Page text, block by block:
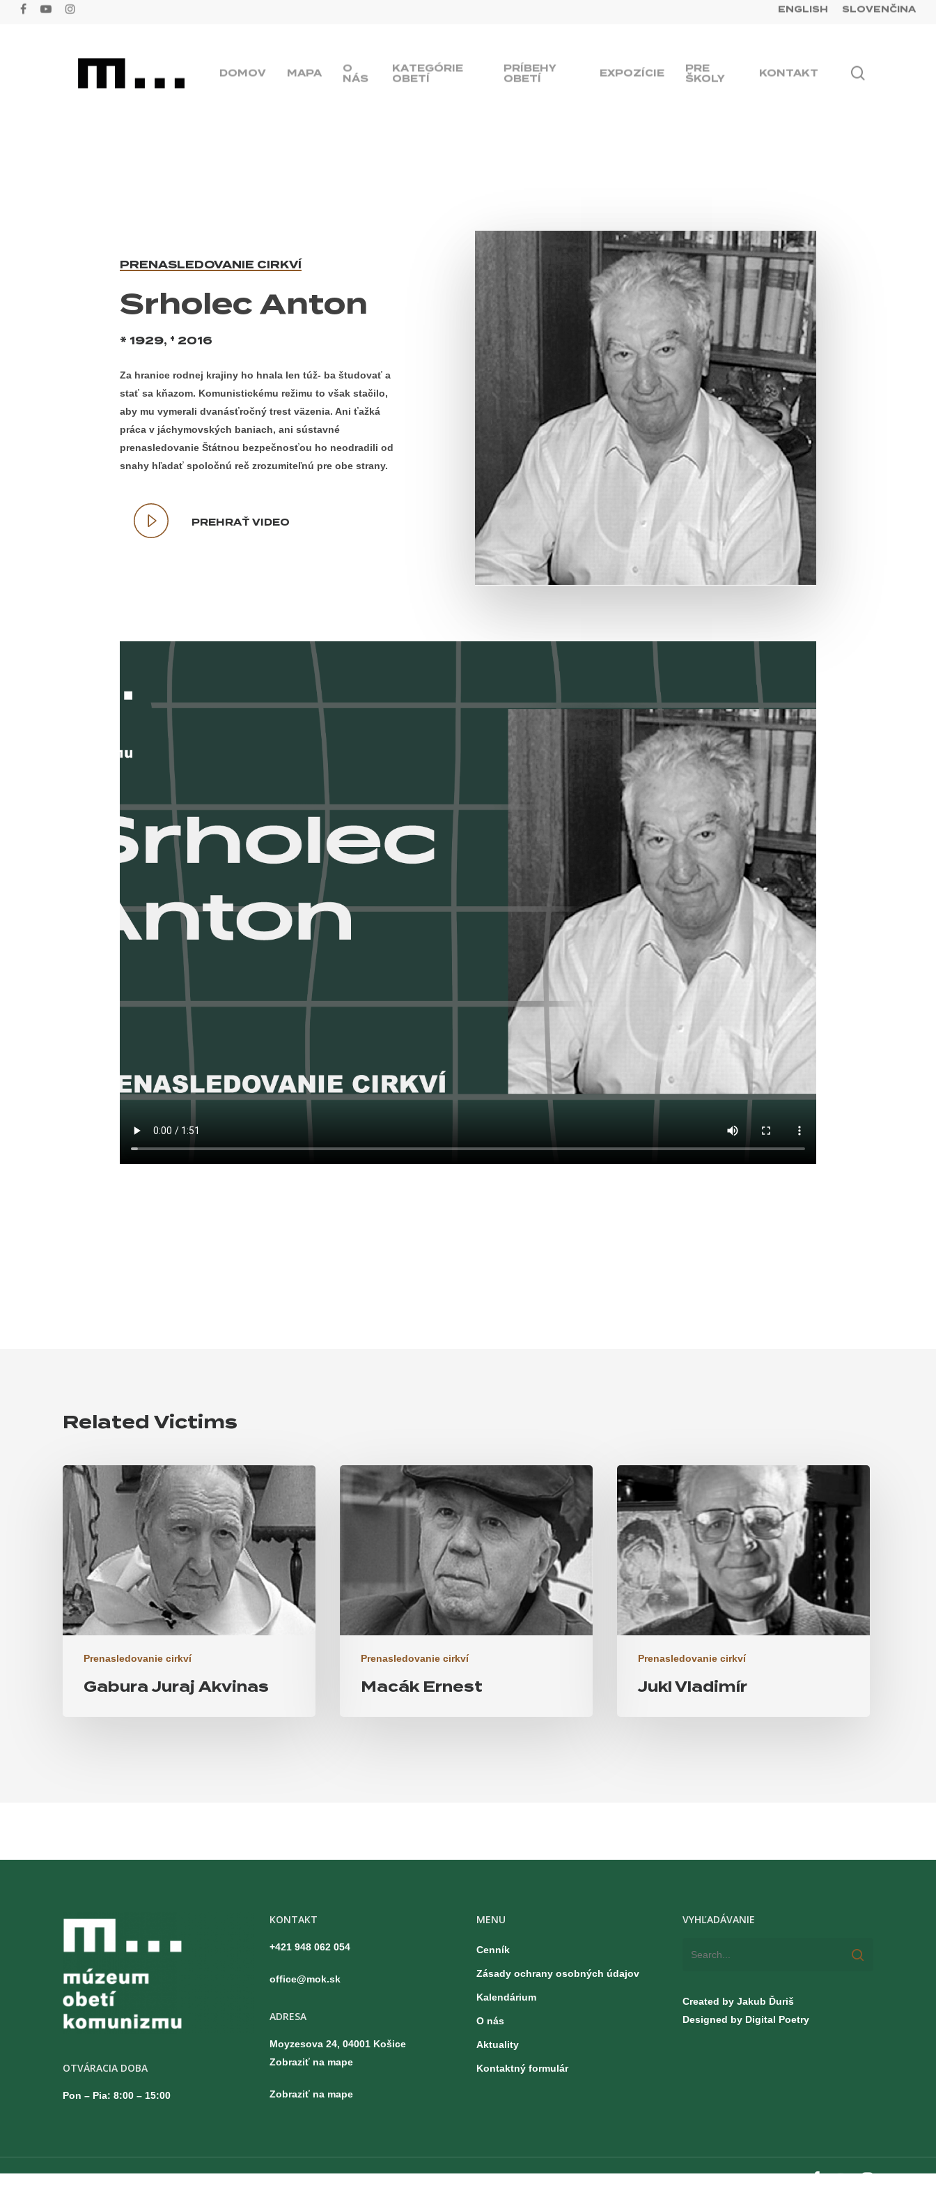
facebook
youtubeinstagram ENGLISH SLOVENČINA
Stlačte Enter pre vyhľadávanie alebo ESC pre zatvorenie
DOMOV MAPA O
NÁS
KATEGÓRIE
OBETÍ
PRÍBEHY
OBETÍ EXPOZÍCIE PRE
ŠKOLY KONTAKT Hľadať
PRENASLEDOVANIE CIRKVÍ
Srholec Anton
* 1929, † 2016
Za hranice rodnej krajiny ho hnala len túž- ba študovať a
stať sa kňazom. Komunistickému režimu to však stačilo,
aby mu vymerali dvanásťročný trest väzenia. Ani ťažká
práca v jáchymovských baniach, ani sústavné
prenasledovanie Štátnou bezpečnosťou ho neodradili od
snahy hľadať spoločnú reč zrozumiteľnú pre obe strany.
PREHRAŤ VIDEO
Related Victims
Prenasledovanie cirkví
Gabura Juraj Akvinas
Prenasledovanie cirkví
Macák Ernest
Prenasledovanie cirkví
Jukl Vladimír
OTVÁRACIA DOBA
Pon – Pia: 8:00 – 15:00
KONTAKT
+421 948 062 054
office@mok.sk
ADRESA
Moyzesova 24, 04001 Košice
Zobraziť na mape
Zobraziť na mape
MENU
Cenník
Zásady ochrany osobných údajov
Kalendárium
O nás
Aktuality
Kontaktný formulár
VYHĽADÁVANIE
Created by Jakub Ďuriš
Designed by Digital Poetry